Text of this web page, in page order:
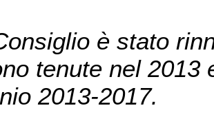
è stato
tenute nel 2013
2013-2017.